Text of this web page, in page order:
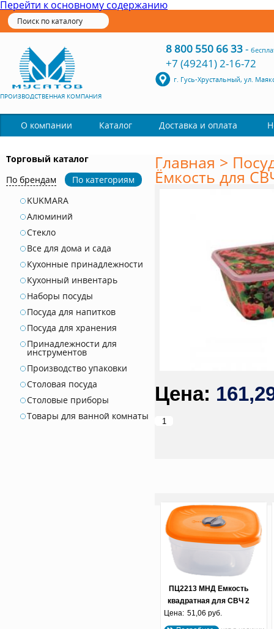
Перейти к основному содержанию
ПРОИЗВОДСТВЕННАЯ КОМПАНИЯ
8 800 550 66 33-
+7 (49241) 2-16-72
г. Гусь-Хрустальный, ул.
О компании Каталог Доставка и оплата
Торговый каталог
По брендам
По категориям
KUKMARA
Алюминий
Стекло
Все для дома и сада
Кухонные принадлежности
Кухонный инвентарь
Наборы посуды
Посуда для напитков
Посуда для хранения
Принадлежности для
инструментов
Производство упаковки
Столовая посуда
Столовые приборы
Товары для ванной комнаты
Главная >
Ёмкость для
ПЦ2213 МНД Емкость
квадратная для СВЧ 2
л. мандарин
Цена: 51,06 руб.